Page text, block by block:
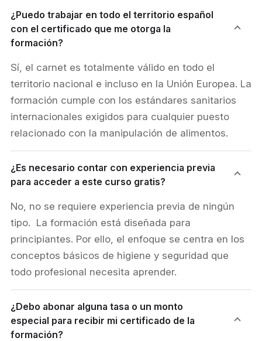
¿Puedo trabajar en todo el territorio español
con el certificado que me otorga la
formación?
Sí, el carnet es totalmente válido en todo el
territorio nacional e incluso en la Unión Europea. La
formación cumple con los estándares sanitarios
internacionales exigidos para cualquier puesto
relacionado con la manipulación de alimentos.
¿Es necesario contar con experiencia previa
para acceder a este curso gratis?
No, no se requiere experiencia previa de ningún
tipo. La formación está diseñada para
principiantes. Por ello, el enfoque se centra en los
conceptos básicos de higiene y seguridad que
todo profesional necesita aprender.
¿Debo abonar alguna tasa o un monto
especial para recibir mi certificado de la
formación?